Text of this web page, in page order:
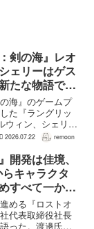
剣の海』レオ
ェリーはゲス
たな物語で重
海』のゲームプ
た『ラングリッ
ウィン、シェリー
スやゲスト出演
ルインタビュー
2026.07.22 remoon
開発は佳境、
キャラクタ
すべて一から
める『ロストオ
代表取締役社長
った。渡邊氏に